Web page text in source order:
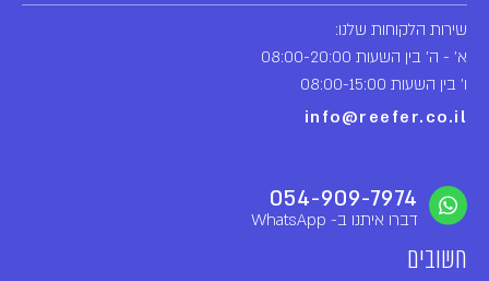
שירות הלקוחות שלנו:
א' - ה' בין השעות 08:00-20:00
ו' בין השעות 08:00-15:00
info@reefer.co.il
054-909-7974
דברו איתנו ב- WhatsApp
חשובים